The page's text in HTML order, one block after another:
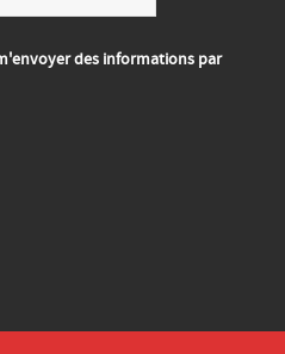
des informations par